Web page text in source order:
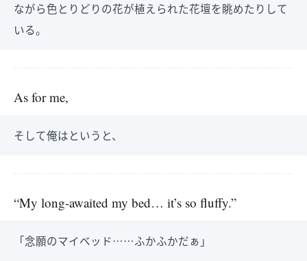
ながら色とりどりの花が植えられた花壇を眺めたりして
いる。
As for me,
そして俺はというと、
“My long-awaited my bed… it’s so fluffy.”
「念願のマイベッド……ふかふかだぁ」